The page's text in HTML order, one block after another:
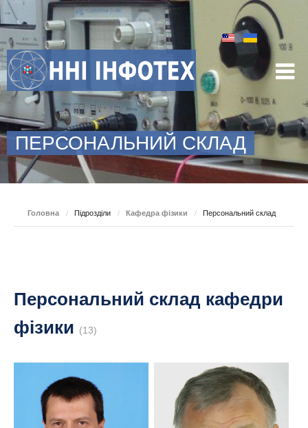
ПЕРСОНАЛЬНИЙ СКЛАД
Головна / Підрозділи / Кафедра фізики / Персональний склад
Персональний склад кафедри
фізики (13)